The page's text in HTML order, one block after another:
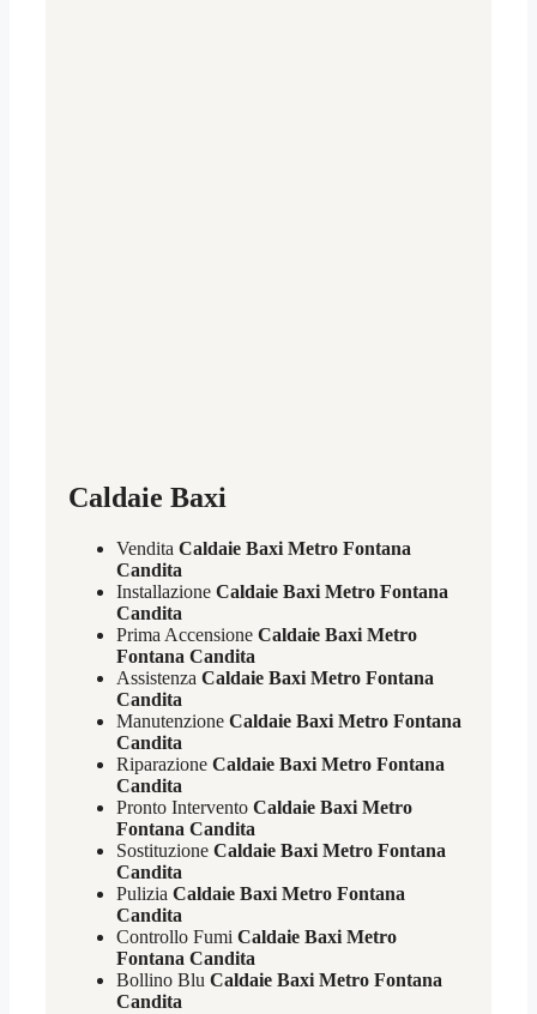
Caldaie Baxi
Vendita Caldaie Baxi Metro Fontana
Candita
Installazione Caldaie Baxi Metro Fontana
Candita
Prima Accensione Caldaie Baxi Metro
Fontana Candita
Assistenza Caldaie Baxi Metro Fontana
Candita
Manutenzione Caldaie Baxi Metro Fontana
Candita
Riparazione Caldaie Baxi Metro Fontana
Candita
Pronto Intervento Caldaie Baxi Metro
Fontana Candita
Sostituzione Caldaie Baxi Metro Fontana
Candita
Pulizia Caldaie Baxi Metro Fontana
Candita
Controllo Fumi Caldaie Baxi Metro
Fontana Candita
Bollino Blu Caldaie Baxi Metro Fontana
Candita